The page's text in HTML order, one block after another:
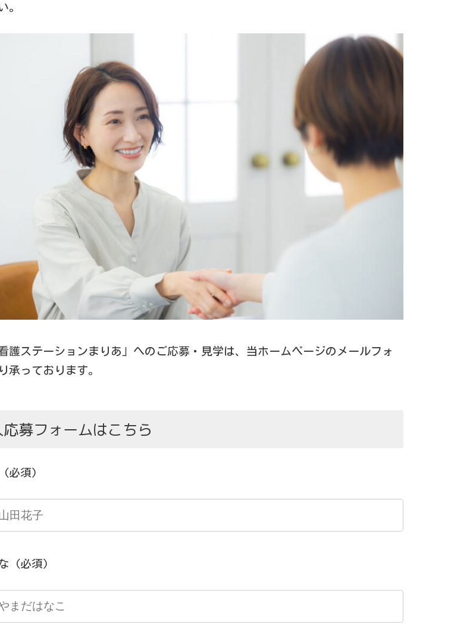
。
看護ステーションまりあ」へのご応募・見学は、当ホームページのメールフォ
承っております。
募フォームはこちら
(必須)
(必須)